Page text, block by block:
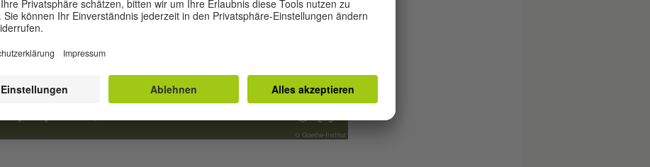
00:01 00:00
© Goethe-Institut